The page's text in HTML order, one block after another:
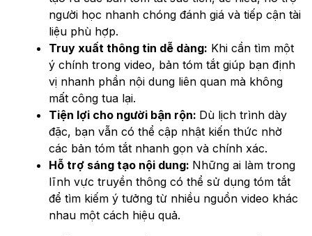
người học nhanh chóng đánh giá và tiếp cận tài
liệu phù hợp.
Truy xuất thông tin dễ dàng: Khi cần tìm một
ý chính trong video, bản tóm tắt giúp bạn định
vị nhanh phần nội dung liên quan mà không
mất công tua lại.
Tiện lợi cho người bận rộn: Dù lịch trình dày
đặc, bạn vẫn có thể cập nhật kiến thức nhờ
các bản tóm tắt nhanh gọn và chính xác.
Hỗ trợ sáng tạo nội dung: Những ai làm trong
lĩnh vực truyền thông có thể sử dụng tóm tắt
để tìm kiếm ý tưởng từ nhiều nguồn video khác
nhau một cách hiệu quả.​